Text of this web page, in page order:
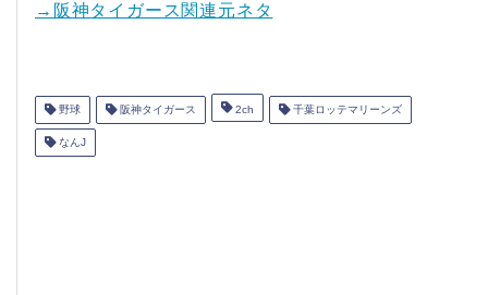
→阪神タイガース関連元ネタ
野球 阪神タイガース 2ch 千葉ロッテマリーンズ
なんJ